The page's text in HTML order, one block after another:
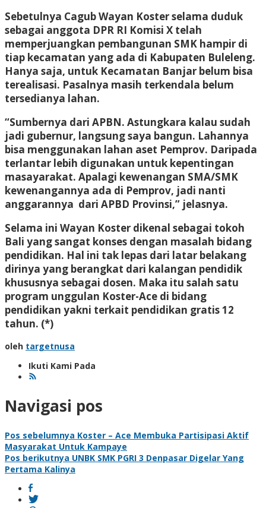
Sebetulnya Cagub Wayan Koster selama duduk
sebagai anggota DPR RI Komisi X telah
memperjuangkan pembangunan SMK hampir di
tiap kecamatan yang ada di Kabupaten Buleleng.
Hanya saja, untuk Kecamatan Banjar belum bisa
terealisasi. Pasalnya masih terkendala belum
tersedianya lahan.
“Sumbernya dari APBN. Astungkara kalau sudah
jadi gubernur, langsung saya bangun. Lahannya
bisa menggunakan lahan aset Pemprov. Daripada
terlantar lebih digunakan untuk kepentingan
masayarakat. Apalagi kewenangan SMA/SMK
kewenangannya ada di Pemprov, jadi nanti
anggarannya dari APBD Provinsi,” jelasnya.
Selama ini Wayan Koster dikenal sebagai tokoh
Bali yang sangat konses dengan masalah bidang
pendidikan. Hal ini tak lepas dari latar belakang
dirinya yang berangkat dari kalangan pendidik
khususnya sebagai dosen. Maka itu salah satu
program unggulan Koster-Ace di bidang
pendidikan yakni terkait pendidikan gratis 12
tahun. (*)
oleh targetnusa
Ikuti Kami Pada
Navigasi pos
Pos sebelumnya Koster – Ace Membuka Partisipasi Aktif
Masyarakat Untuk Kampaye
Pos berikutnya UNBK SMK PGRI 3 Denpasar Digelar Yang
Pertama Kalinya